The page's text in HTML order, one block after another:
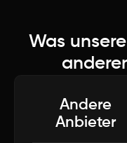
Was
Andere
Anbieter